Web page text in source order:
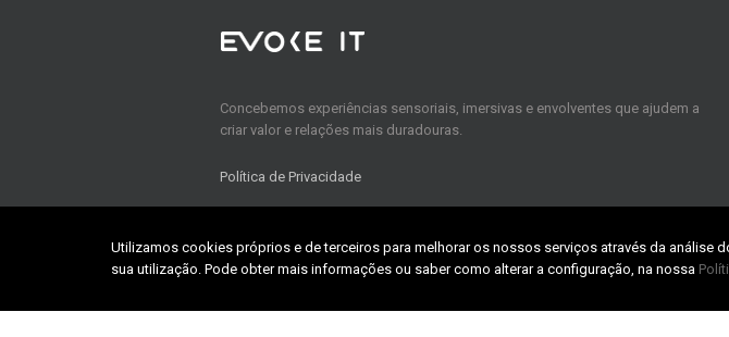
Concebemos experiências sensoriais, imersivas e envolventes que ajudem a
criar valor e relações mais duradouras.
Política de Privacidade
Home
About us
Utilizamos cookies próprios e de terceiros para melhorar os nossos serviços através da análise
sua utilização. Pode obter mais informações ou saber como alterar a configuração, na nossa